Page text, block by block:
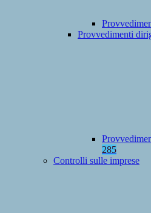
Provvedimenti
285
Controlli sulle imprese